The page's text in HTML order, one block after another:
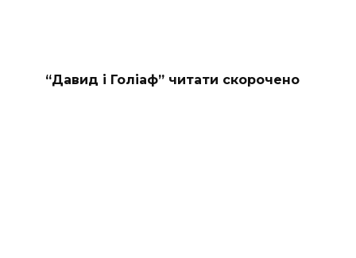
“Давид і Голіаф” читати скорочено